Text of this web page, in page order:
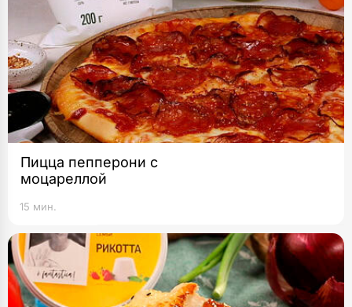
Пицца пепперони с
моцареллой
15 мин.